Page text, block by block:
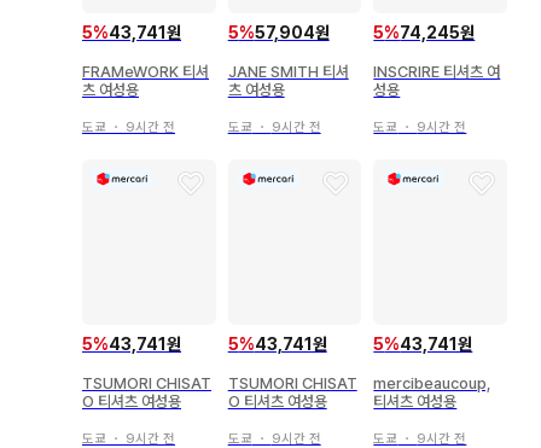
5%43,741원
FRAMeWORK 티셔
츠 여성용
도쿄 ・ 9시간 전
5%57,904원
JANE SMITH 티셔
츠 여성용
도쿄 ・ 9시간 전
5%74,245원
INSCRIRE 티셔츠 여
성용
도쿄 ・ 9시간 전
5%43,741원
TSUMORI CHISAT
O 티셔츠 여성용
도쿄 ・ 9시간 전
5%43,741원
TSUMORI CHISAT
O 티셔츠 여성용
도쿄 ・ 9시간 전
5%43,741원
mercibeaucoup,
티셔츠 여성용
도쿄 ・ 9시간 전